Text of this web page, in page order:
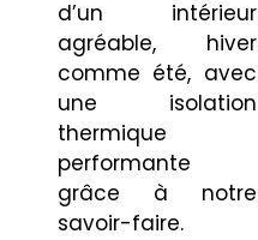
d’un intérieur
agréable, hiver
comme été, avec
une isolation
thermique
performante
grâce à notre
savoir-faire.